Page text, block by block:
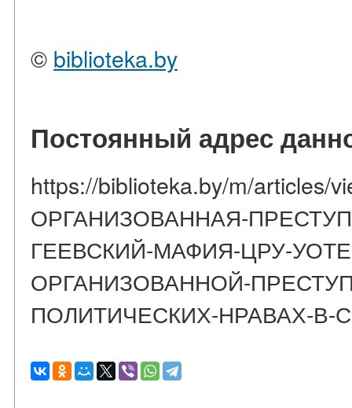
© biblioteka.by
Постоянный адрес
https://biblioteka.by/m/
ОРГАНИЗОВАННАЯ-
ГЕЕВСКИЙ-МАФИЯ-ЦРУ-
ОРГАНИЗОВАННОЙ-
ПОЛИТИЧЕСКИХ-НРАВАХ-В-